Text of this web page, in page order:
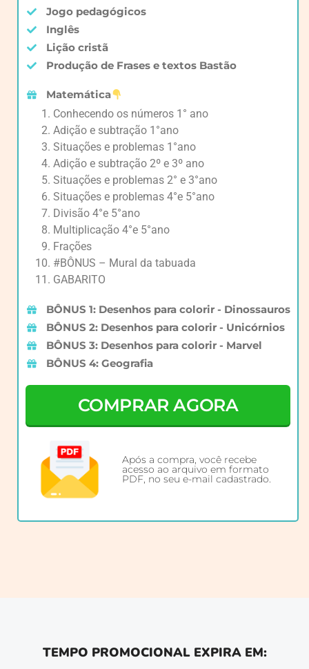
Jogo pedagógicos
Inglês
Lição cristã
Produção de Frases e textos Bastão
Matemática
Conhecendo os números 1° ano
Adição e subtração 1°ano
Situações e problemas 1°ano
Adição e subtração 2º e 3º ano
Situações e problemas 2° e 3°ano
Situações e problemas 4°e 5°ano
Divisão 4°e 5°ano
Multiplicação 4°e 5°ano
Frações
#BÔNUS – Mural da tabuada
GABARITO
BÔNUS 1: Desenhos para colorir - Dinossauros
BÔNUS 2: Desenhos para colorir - Unicórnios
BÔNUS 3: Desenhos para colorir - Marvel
BÔNUS 4: Geografia
COMPRAR AGORA
Após a compra, você recebe
acesso ao arquivo em formato
PDF, no seu e-mail cadastrado.
TEMPO PROMOCIONAL EXPIRA EM: